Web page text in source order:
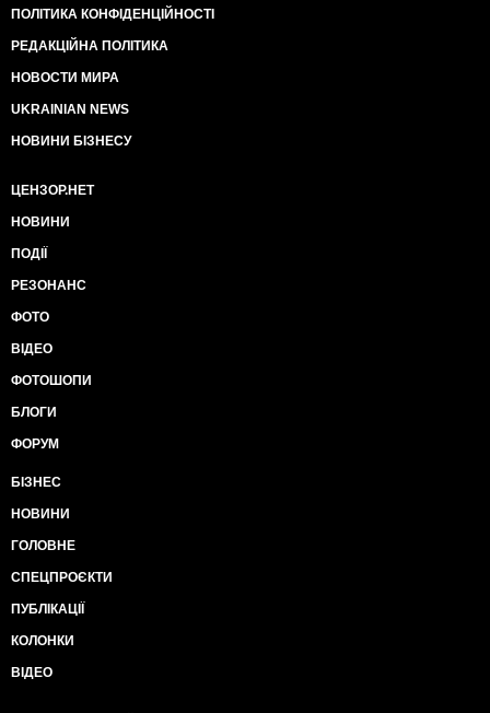
ПОЛІТИКА КОНФІДЕНЦІЙНОСТІ
РЕДАКЦІЙНА ПОЛІТИКА
НОВОСТИ МИРА
UKRAINIAN NEWS
НОВИНИ БІЗНЕСУ
ЦЕНЗОР.НЕТ
НОВИНИ
ПОДІЇ
РЕЗОНАНС
ФОТО
ВІДЕО
ФОТОШОПИ
БЛОГИ
ФОРУМ
БІЗНЕС
НОВИНИ
ГОЛОВНЕ
СПЕЦПРОЄКТИ
ПУБЛІКАЦІЇ
КОЛОНКИ
ВІДЕО